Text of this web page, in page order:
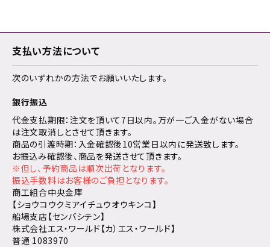
支払い方法について
次のいずれかの方法でお願いいたします。
銀行振込
代金支払期限：注文を頂いて7日以内。万が一ご入金がない場合
は注文取消しとさせて頂きます。
商品の引渡時期：入金確認後10営業日以内に発送致します。
お振込み確認後、商品を発送させて頂きます。
※但し、予約商品は順次出荷となります。
振込手数料はお客様のご負担となります。
商工組合中央金庫
【ショウコウクミアイチュウオウキンコ】
船場支店【センバシテン】
株式会社エス・ワールド【カ）エス・ワールド】
普通 1083970